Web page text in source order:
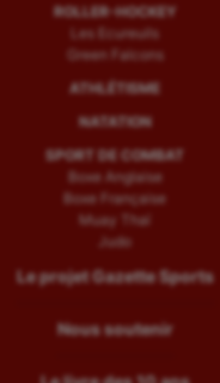
ROLLER-HOCKEY
Les Ecureuils
Green Falcons
ATHLÉTISME
NATATION
SPORT DE COMBAT
Boxe Anglaise
Boxe Française
Muay Thaï
Judo
Le projet Gazette Sports
Nous soutenir